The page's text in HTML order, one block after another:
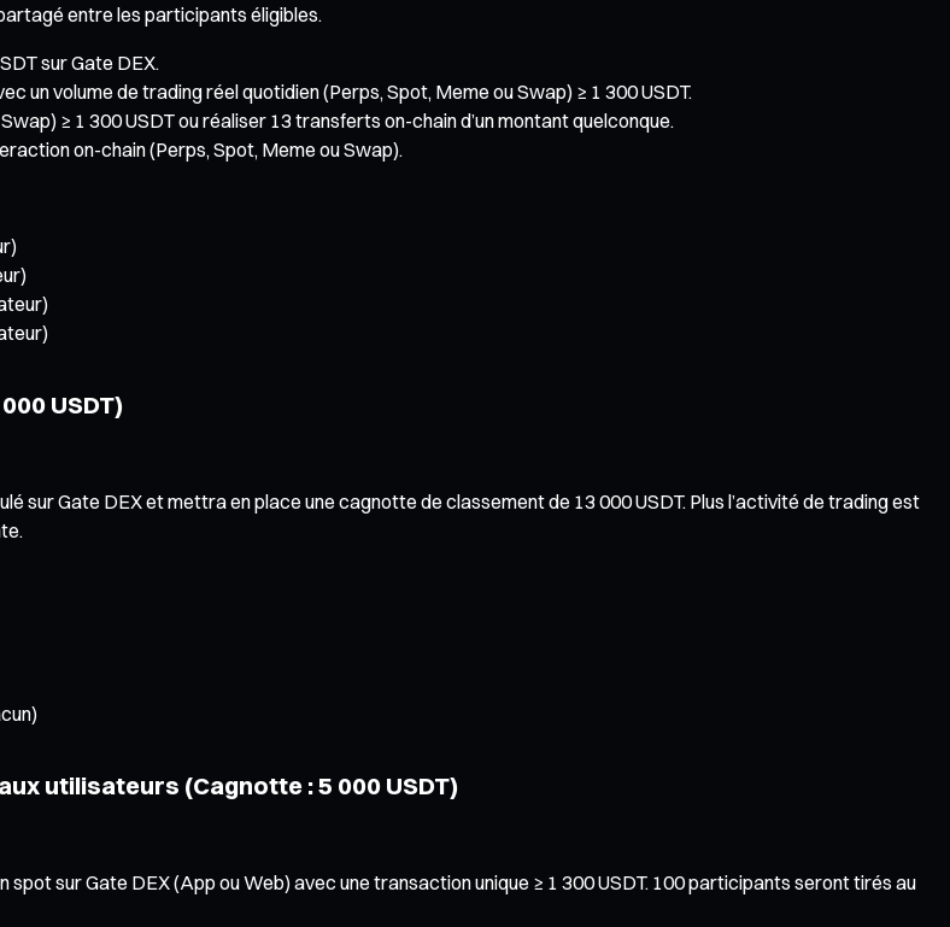
entre les participants éligibles.
sur Gate DEX.
un volume de trading réel quotidien (Perps, Spot, Meme ou Swap) ≥ 1 300 USDT.
≥ 1 300 USDT ou réaliser 13 transferts on-chain d’un montant quelconque.
on-chain (Perps, Spot, Meme ou Swap).
USDT)
sur Gate DEX et mettra en place une cagnotte de classement de 13 000 USDT. Plus l’activité de trading est
utilisateurs (Cagnotte : 5 000 USDT)
sur Gate DEX (App ou Web) avec une transaction unique ≥ 1 300 USDT. 100 participants seront tirés au